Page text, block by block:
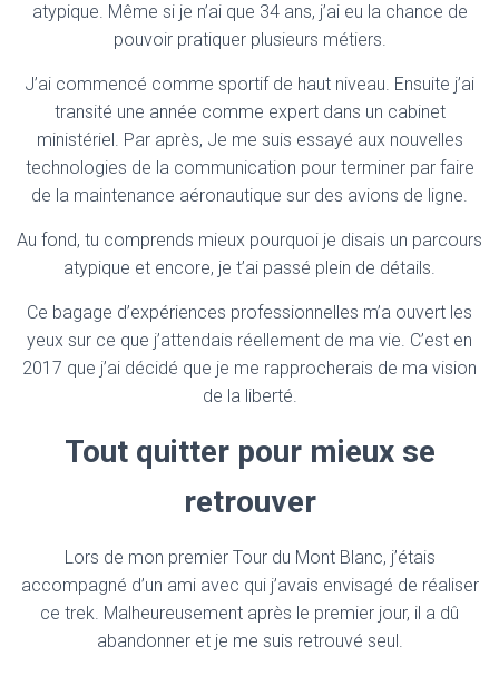
atypique. Même si je n’ai que 34 ans, j’ai eu la chance de
pouvoir pratiquer plusieurs métiers.
J’ai commencé comme sportif de haut niveau. Ensuite j’ai
transité une année comme expert dans un cabinet
ministériel. Par après, Je me suis essayé aux nouvelles
technologies de la communication pour terminer par faire
de la maintenance aéronautique sur des avions de ligne.
Au fond, tu comprends mieux pourquoi je disais un parcours
atypique et encore, je t’ai passé plein de détails.
Ce bagage d’expériences professionnelles m’a ouvert les
yeux sur ce que j’attendais réellement de ma vie. C’est en
2017 que j’ai décidé que je me rapprocherais de ma vision
de la liberté.
Tout quitter pour mieux se
retrouver
Lors de mon premier Tour du Mont Blanc, j’étais
accompagné d’un ami avec qui j’avais envisagé de réaliser
ce trek. Malheureusement après le premier jour, il a dû
abandonner et je me suis retrouvé seul.